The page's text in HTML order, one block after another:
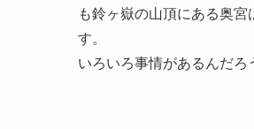
も鈴ヶ嶽の山頂にある奥
す。
いろいろ事情があるんだろ